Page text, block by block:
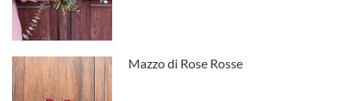
Mazzo di Rose Rosse